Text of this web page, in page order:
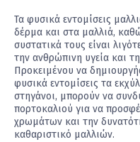
Τα φυσικά εντομίσεις
δέρμα και στα μαλλιά,
συστατικά τους είναι
την ανθρώπινη υγεία και
Προκειμένου να
φυσικά εντομίσεις τα
στηγάνοι, μπορούν να
πορτοκαλιού για να
χρωμάτων και την
καθαριστικό μαλλιών.